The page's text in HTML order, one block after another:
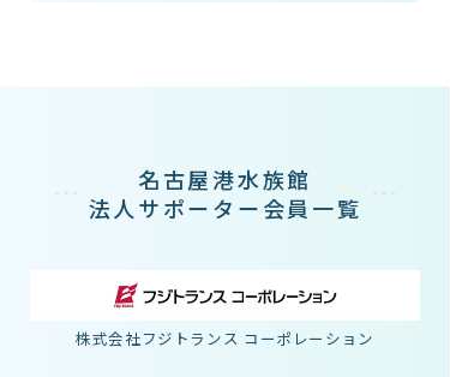
名古屋港水族館
法人サポーター会員一覧
株式会社フジトランス コーポレーション